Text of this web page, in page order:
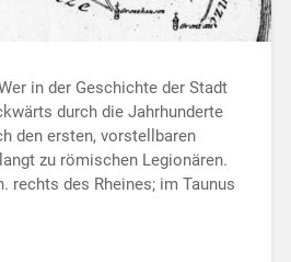
in der Geschichte der Stadt
durch die Jahrhunderte
den ersten, vorstellbaren
zu römischen Legionären.
rechts des Rheines; im Taunus